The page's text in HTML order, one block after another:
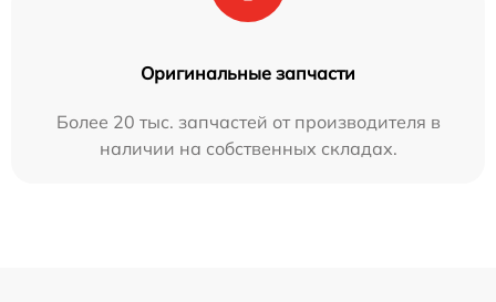
Оригинальные запчасти
Более 20 тыс. запчастей от производителя в
наличии на собственных складах.